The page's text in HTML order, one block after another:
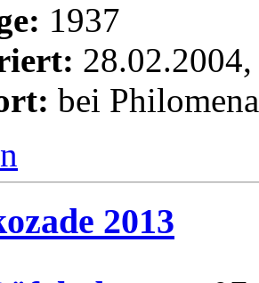
1937
bei
2013